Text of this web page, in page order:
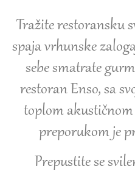
Tražite restoransku
spaja vrhunske
sebe smatrate
restoran Enso, sa
toplom
preporukom je
Prepustite se